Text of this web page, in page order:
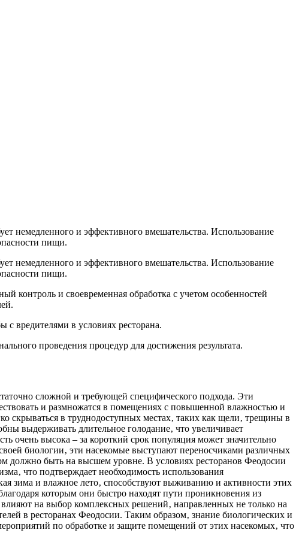
немедленного и эффективного вмешательства. Использование
пищи.
немедленного и эффективного вмешательства. Использование
пищи.
контроль и своевременная обработка с учетом особенностей
вредителями в условиях ресторана.
проведения процедур для достижения результата.
сложной и требующей специфического подхода. Эти
и размножатся в помещениях с повышенной влажностью и
скрываться в труднодоступных местах‚ таких как щели‚ трещины в
выдерживать длительное голодание‚ что увеличивает
очень высока – за короткий срок популяция может значительно
биологии‚ эти насекомые выступают переносчиками различных
должно быть на высшем уровне. В условиях ресторанов Феодосии
что подтверждает необходимость использования
зима и влажное лето‚ способствуют выживанию и активности этих
которым они быстро находят пути проникновения из
на выбор комплексных решений‚ направленных не только на
в ресторанах Феодосии. Таким образом‚ знание биологических и
по обработке и защите помещений от этих насекомых‚ что